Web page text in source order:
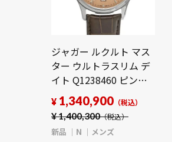
ジャガー ルクルト マス
ター ウルトラスリム デ
イト Q1238460 ピンク
メンズ 時計 【新品】
【wristwatch】
¥1,400,300（税込）
¥ 1,340,900 （税込）
新品 N メンズ